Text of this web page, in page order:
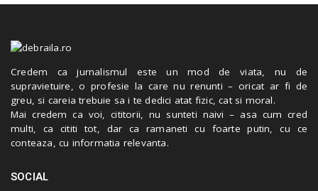
Credem ca jurnalismul este un mod de viata, nu de
supravietuire, o profesie la care nu renunti – oricat ar fi de
greu, si careia trebuie sa i te dedici atat fizic, cat si moral.
Mai credem ca voi, cititorii, nu sunteti naivi – asa cum cred
multi, ca cititi tot, dar ca ramaneti cu foarte putin, cu ce
conteaza, cu informatia relevanta.
SOCIAL